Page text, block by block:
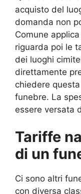
acquisto del
domanda non
Comune
riguarda poi le
dei luoghi
direttamente
chiedere
funebre. La
essere versata
Tariffe
di un
Ci sono altri
con diversa